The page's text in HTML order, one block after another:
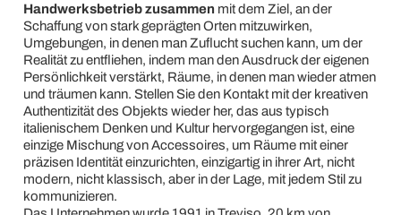
Handwerksbetrieb zusammen mit dem Ziel, an der
Schaffung von stark geprägten Orten mitzuwirken,
Umgebungen, in denen man Zuflucht suchen kann, um der
Realität zu entfliehen, indem man den Ausdruck der eigenen
Persönlichkeit verstärkt, Räume, in denen man wieder atmen
und träumen kann. Stellen Sie den Kontakt mit der kreativen
Authentizität des Objekts wieder her, das aus typisch
italienischem Denken und Kultur hervorgegangen ist, eine
einzige Mischung von Accessoires, um Räume mit einer
präzisen Identität einzurichten, einzigartig in ihrer Art, nicht
modern, nicht klassisch, aber in der Lage, mit jedem Stil zu
kommunizieren.